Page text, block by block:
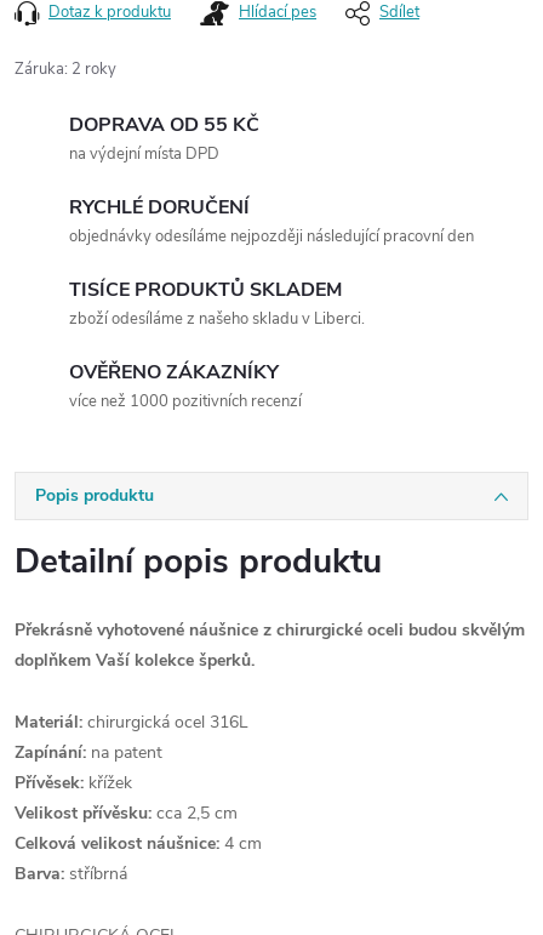
Dotaz k produktu Hlídací pes Sdílet
Záruka: 2 roky
DOPRAVA OD 55 KČ
na výdejní místa DPD
RYCHLÉ DORUČENÍ
objednávky odesíláme nejpozději následující pracovní den
TISÍCE PRODUKTŮ SKLADEM
zboží odesíláme z našeho skladu v Liberci.
OVĚŘENO ZÁKAZNÍKY
více než 1000 pozitivních recenzí
Popis produktu
Detailní popis produktu
Překrásně vyhotovené náušnice z chirurgické oceli budou skvělým
doplňkem Vaší kolekce šperků.
Materiál: chirurgická ocel 316L
Zapínání: na patent
Přívěsek: křížek
Velikost přívěsku: cca 2,5 cm
Celková velikost náušnice: 4 cm
Barva: stříbrná